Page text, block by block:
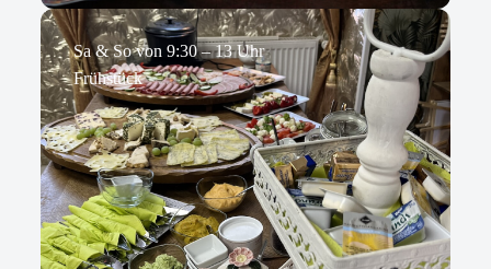
Sa & So von 9:30 – 13 Uhr
Frühstück